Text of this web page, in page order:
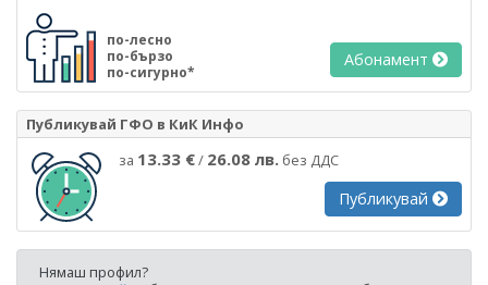
по-лесно
по-бързо
по-сигурно*
Абонамент
Публикувай ГФО в КиК Инфо
за 13.33 €/ 26.08 лв. без ДДС
Публикувай
Нямаш профил?